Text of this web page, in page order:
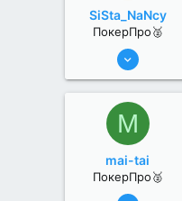
SiSta_NaNcy
ПокерПро🥈
6 Июн 2022
4
M
mai-tai
ПокерПро🥈
6 Июн 2022